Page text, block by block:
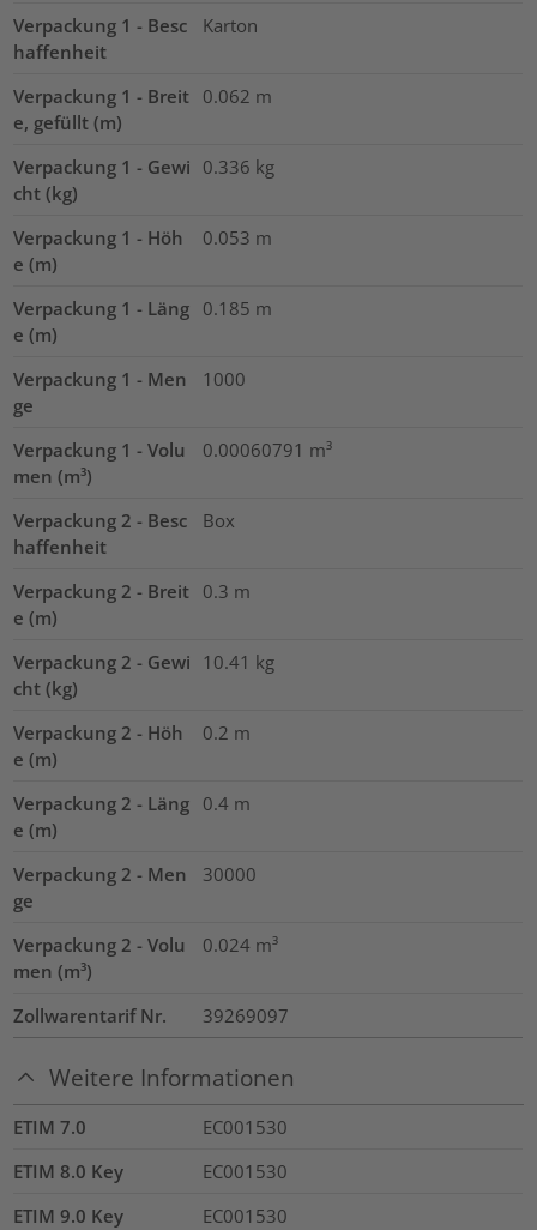
Verpackung 1 - Besc
haffenheit
Karton
Verpackung 1 - Breit
e, gefüllt (m)
0.062 m
Verpackung 1 - Gewi
cht (kg)
0.336 kg
Verpackung 1 - Höh
e (m)
0.053 m
Verpackung 1 - Läng
e (m)
0.185 m
Verpackung 1 - Men
ge
1000
Verpackung 1 - Volu
men (m³)
0.00060791 m³
Verpackung 2 - Besc
haffenheit
Box
Verpackung 2 - Breit
e (m)
0.3 m
Verpackung 2 - Gewi
cht (kg)
10.41 kg
Verpackung 2 - Höh
e (m)
0.2 m
Verpackung 2 - Läng
e (m)
0.4 m
Verpackung 2 - Men
ge
30000
Verpackung 2 - Volu
men (m³)
0.024 m³
Zollwarentarif Nr. 39269097
Weitere Informationen
ETIM 7.0
EC001530
ETIM 8.0 Key
EC001530
ETIM 9.0 Key
EC001530